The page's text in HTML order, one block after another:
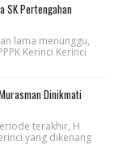
SK Pertengahan
lama menunggu,
Kerinci Kerinci
Dinikmati
terakhir, H
yang dikenang